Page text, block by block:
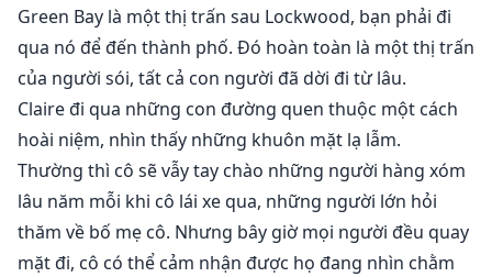
Green Bay là một thị trấn sau Lockwood, bạn phải đi
qua nó để đến thành phố. Đó hoàn toàn là một thị trấn
của người sói, tất cả con người đã dời đi từ lâu.
Claire đi qua những con đường quen thuộc một cách
hoài niệm, nhìn thấy những khuôn mặt lạ lẫm.
Thường thì cô sẽ vẫy tay chào những người hàng xóm
lâu năm mỗi khi cô lái xe qua, những người lớn hỏi
thăm về bố mẹ cô. Nhưng bây giờ mọi người đều quay
mặt đi, cô có thể cảm nhận được họ đang nhìn chằm